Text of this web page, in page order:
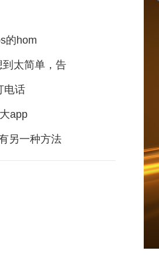
的hom
太简单，告
电话
app
另一种方法